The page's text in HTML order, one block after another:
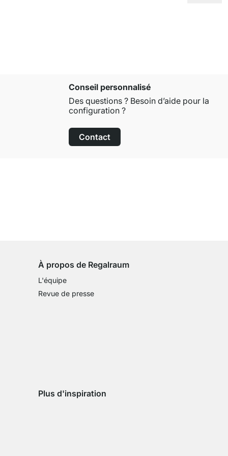
Conseil personnalisé
Des questions ? Besoin d’aide pour la
configuration ?
Contact
À propos de Regalraum
L'équipe
Revue de presse
Plus d'inspiration